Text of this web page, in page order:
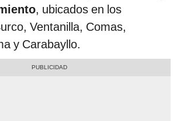
, ubicados en los
Ventanilla, Comas,
y Carabayllo.